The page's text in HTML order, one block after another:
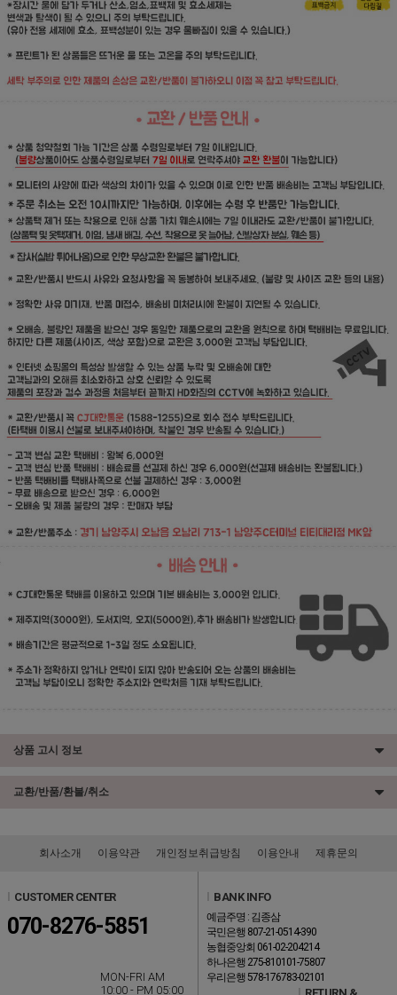
상품 고시 정보
교환/반품/환불/취소
회사소개 이용약관 개인정보취급방침 이용안내 제휴문의
CUSTOMER CENTER
070-8276-5851
MON-FRI AM
10:00 - PM 05:00
BANK INFO
예금주명 : 김종삼
국민은행 807-21-0514-390
농협중앙회 061-02-204214
하나은행 275-810101-75807
우리은행 578-176783-02101